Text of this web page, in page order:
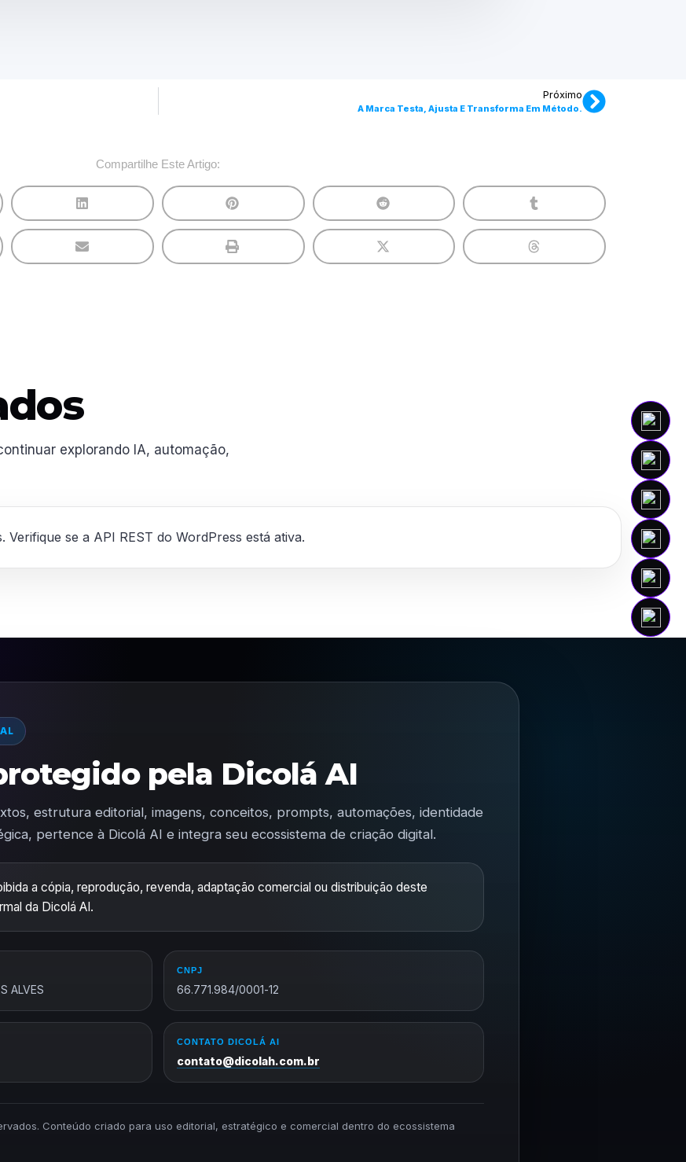
Próximo
A Marca Testa, Ajusta E Transforma Em Método.
Compartilhe Este Artigo:
explorando IA, automação,
se a API REST do WordPress está ativa.
pela Dicolá AI
estrutura editorial, imagens, conceitos, prompts, automações, identidade
pertence à Dicolá AI e integra seu ecossistema de criação digital.
a cópia, reprodução, revenda, adaptação comercial ou distribuição deste
da Dicolá AI.
ALVES
CNPJ
66.771.984/0001-12
CONTATO DICOLÁ AI
contato@dicolah.com.br
Conteúdo criado para uso editorial, estratégico e comercial dentro do ecossistema